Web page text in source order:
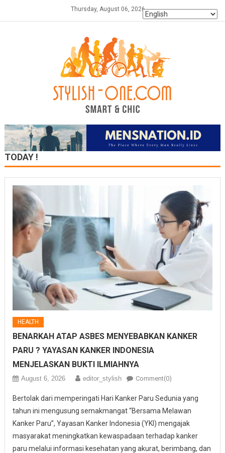
Thursday, August 06, 2026
TODAY !
HEALTH
BENARKAH ATAP ASBES MENYEBABKAN KANKER
PARU ? YAYASAN KANKER INDONESIA
MENJELASKAN BUKTI ILMIAHNYA
August 6, 2026 editor_stylish Comment(0)
Bertolak dari memperingati Hari Kanker Paru Sedunia yang
tahun ini mengusung semakmangat “Bersama Melawan
Kanker Paru”, Yayasan Kanker Indonesia (YKI) mengajak
masyarakat meningkatkan kewaspadaan terhadap kanker
paru melalui informasi kesehatan yang akurat, berimbang, dan